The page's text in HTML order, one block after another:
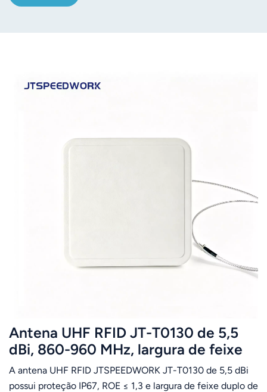
Antena UHF RFID JT-T0130 de 5,5
dBi, 860-960 MHz, largura de feixe
de 70° para gerenciamento de
ativos.
A antena UHF RFID JTSPEEDWORK JT-T0130 de 5,5 dBi
possui proteção IP67, ROE ≤ 1,3 e largura de feixe duplo de